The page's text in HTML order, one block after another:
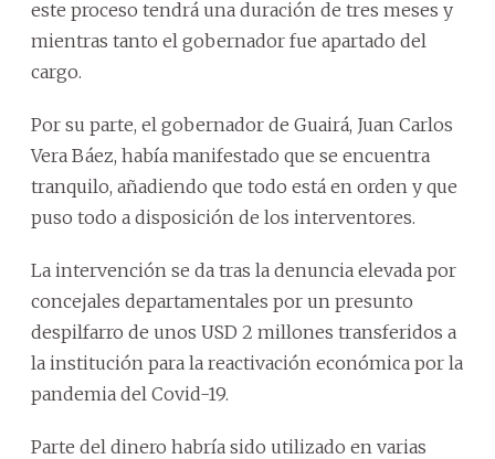
este proceso tendrá una duración de tres meses y
mientras tanto el gobernador fue apartado del
cargo.
Por su parte, el gobernador de Guairá, Juan Carlos
Vera Báez, había manifestado que se encuentra
tranquilo, añadiendo que todo está en orden y que
puso todo a disposición de los interventores.
La intervención se da tras la denuncia elevada por
concejales departamentales por un presunto
despilfarro de unos USD 2 millones transferidos a
la institución para la reactivación económica por la
pandemia del Covid-19.
Parte del dinero habría sido utilizado en varias